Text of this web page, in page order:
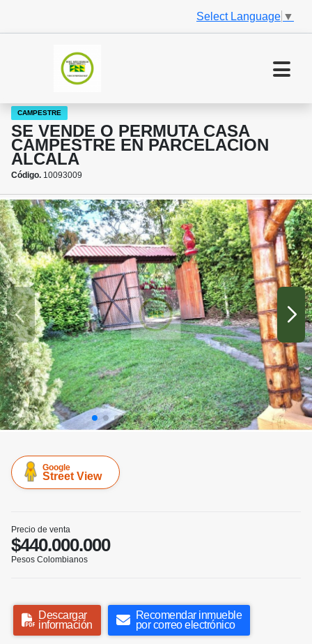
Select Language ▼
CAMPESTRE
SE VENDE O PERMUTA CASA
CAMPESTRE EN PARCELACION
ALCALA
Código. 10093009
Google
Street View
Precio de venta
$440.000.000
Pesos Colombianos
Descargar
información
Recomendar inmueble
por correo electrónico